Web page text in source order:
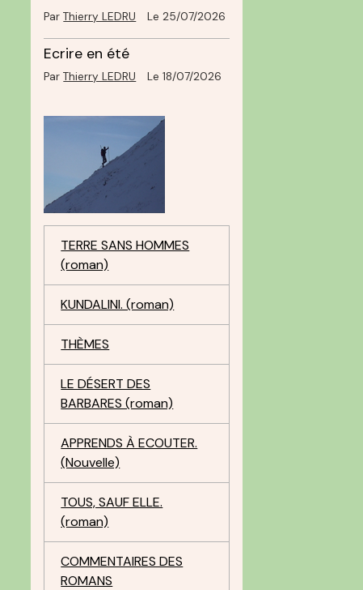
ParThierry LEDRU Le 25/07/2026
Ecrire en été
ParThierry LEDRU Le 18/07/2026
TERRE SANS HOMMES
(roman)
KUNDALINI. (roman)
THÈMES
LE DÉSERT DES
BARBARES (roman)
APPRENDS À ECOUTER.
(Nouvelle)
TOUS, SAUF ELLE.
(roman)
COMMENTAIRES DES
ROMANS